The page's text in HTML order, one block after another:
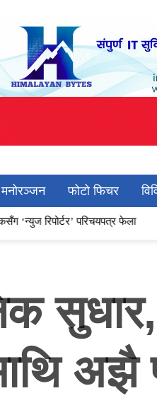
मनोरञ्जन फोटो फिचर
परिचयपत्र फेला नागरिक
अझै